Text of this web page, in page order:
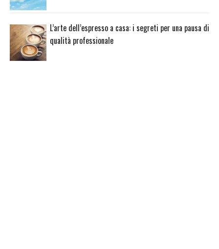
L’arte dell’espresso a casa: i segreti per una pausa di
qualità professionale